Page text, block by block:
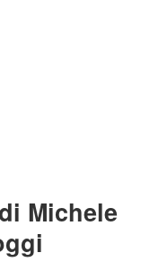
Michele